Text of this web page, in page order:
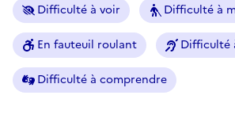
Difficulté à voir Difficulté à
En fauteuil roulant Difficulté
Difficulté à comprendre